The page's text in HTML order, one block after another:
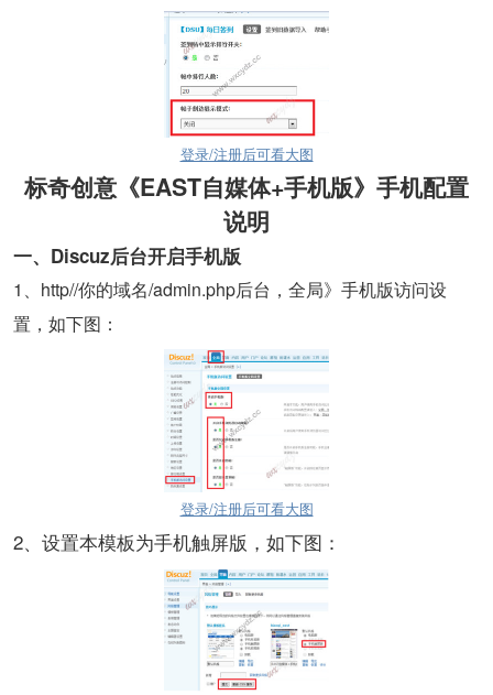
登录/注册后可看大图
标奇创意《EAST自媒体+手机版》手机配置
说明
一、 Discuz后台开启手机版
1 、http//你的域名/admin.php后台，全局》手机版访问设
置，如下图：
登录/注册后可看大图
2、设置本模板为手机触屏版 ，如下图：